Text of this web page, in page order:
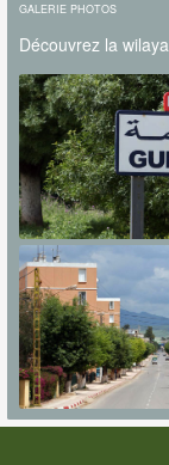
GALERIE PHOTOS
Découvrez la